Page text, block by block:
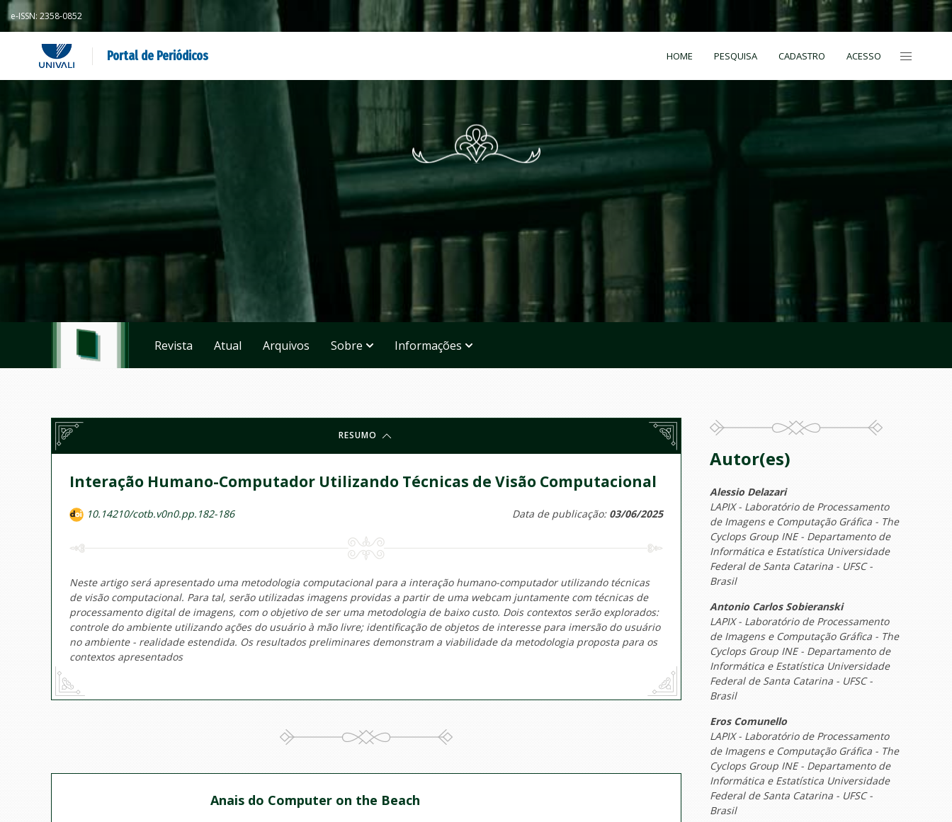
e-ISSN: 2358-0852
Portal de Periódicos HOME PESQUISA CADASTRO ACESSO
Revista Atual Arquivos Sobre Informações
RESUMO
Interação Humano-Computador Utilizando Técnicas de Visão Computacional
10.14210/cotb.v0n0.pp.182-186 Data de publicação: 03/06/2025
Neste artigo será apresentado uma metodologia computacional para a interação humano-computador utilizando técnicas
de visão computacional. Para tal, serão utilizadas imagens providas a partir de uma webcam juntamente com técnicas de
processamento digital de imagens, com o objetivo de ser uma metodologia de baixo custo. Dois contextos serão explorados:
controle do ambiente utilizando ações do usuário à mão livre; identificação de objetos de interesse para imersão do usuário
no ambiente - realidade estendida. Os resultados preliminares demonstram a viabilidade da metodologia proposta para os
contextos apresentados
Anais do Computer on the Beach
Autor(es)
Alessio Delazari
LAPIX - Laboratório de Processamento
de Imagens e Computação Gráfica - The
Cyclops Group INE - Departamento de
Informática e Estatística Universidade
Federal de Santa Catarina - UFSC -
Brasil
Antonio Carlos Sobieranski
LAPIX - Laboratório de Processamento
de Imagens e Computação Gráfica - The
Cyclops Group INE - Departamento de
Informática e Estatística Universidade
Federal de Santa Catarina - UFSC -
Brasil
Eros Comunello
LAPIX - Laboratório de Processamento
de Imagens e Computação Gráfica - The
Cyclops Group INE - Departamento de
Informática e Estatística Universidade
Federal de Santa Catarina - UFSC -
Brasil